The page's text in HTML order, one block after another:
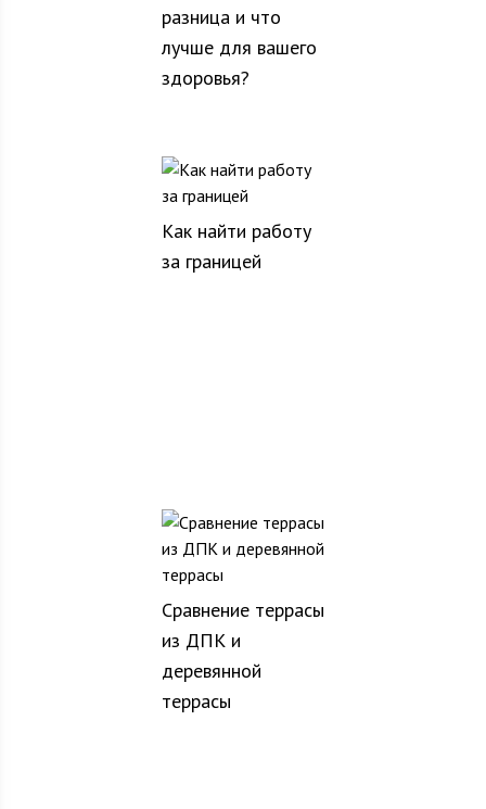
разница и что
лучше для вашего
здоровья?
Как найти работу
за границей
Сравнение террасы
из ДПК и
деревянной
террасы